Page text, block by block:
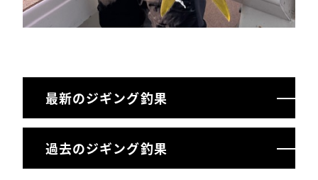
最新のジギング釣果
過去のジギング釣果